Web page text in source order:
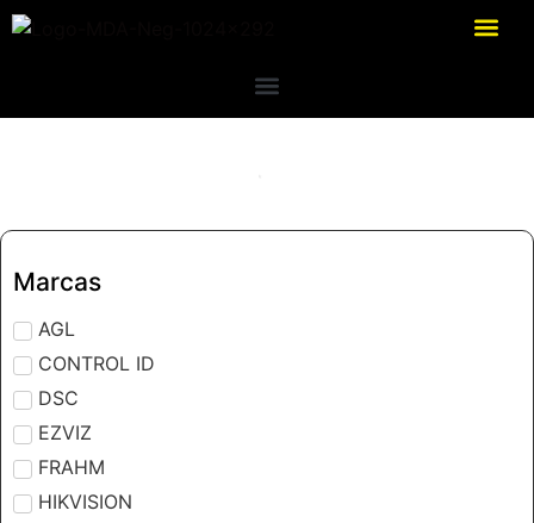
Marcas
AGL
CONTROL ID
DSC
EZVIZ
FRAHM
HIKVISION